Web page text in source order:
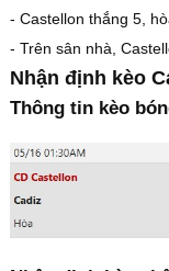
- Castellon thắng 5,
- Trên sân nhà,
Nhận định kèo
Thông tin kèo